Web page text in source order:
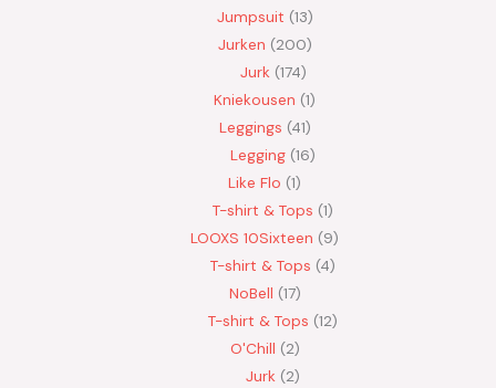
Jumpsuit 13
Jurken 200
Jurk 174
Kniekousen 1
Leggings 41
Legging 16
Like Flo 1
T-shirt & Tops 1
LOOXS 10Sixteen
9
T-shirt & Tops 4
NoBell 17
T-shirt & Tops 12
O'Chill 2
Jurk
2